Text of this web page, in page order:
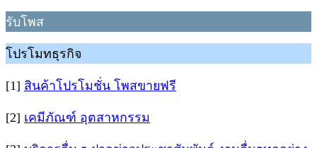
รับโพส
โปรโมทธุรกิจ
[1] สินค้าโปรโมชั่น โพสขายฟรี
[2] เคมีภัณฑ์ อุตสาหกรรม